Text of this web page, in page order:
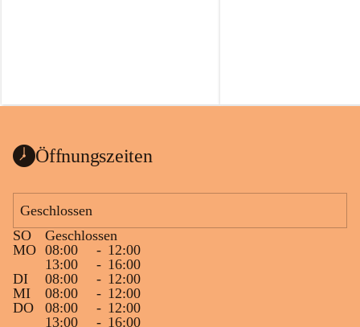
Wanduhr (!) benutzt und
Öffnungszeiten
Geschlossen
SO
Geschlossen
MO 08:00 - 12:00
13:00
- 16:00
DI
08:00 - 12:00
MI
08:00 - 12:00
DO
08:00 - 12:00
13:00
- 16:00